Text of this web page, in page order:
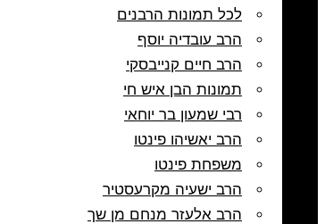
לכל תמונות הרבנים
הרב עובדיה יוסף
הרב חיים קנייבסקי
תמונות הבן איש חי
רבי שמעון בר יוחאי
הרב יאשיהו פינטו
משפחת פינטו
הרב ישעיה מקרעסטיר
הרב אלעזר מנחם מן שך